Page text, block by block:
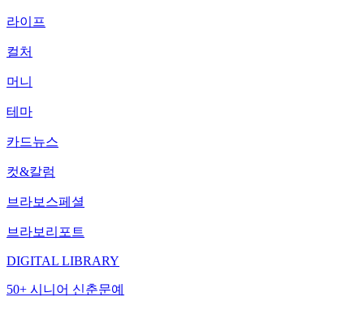
라이프
컬처
머니
테마
카드뉴스
컷&칼럼
브라보스페셜
브라보리포트
DIGITAL LIBRARY
50+ 시니어 신춘문예